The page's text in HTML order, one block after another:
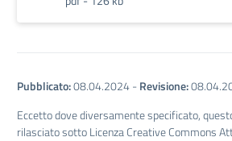
Pubblicato:08.04.2024-Revisione:
Eccetto dove diversamente specificato,
rilasciato sotto Licenza Creative Commons